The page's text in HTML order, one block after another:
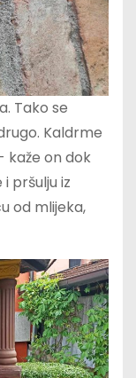
Tako se
Kaldrme
kaže on dok
pršulju iz
od mlijeka,